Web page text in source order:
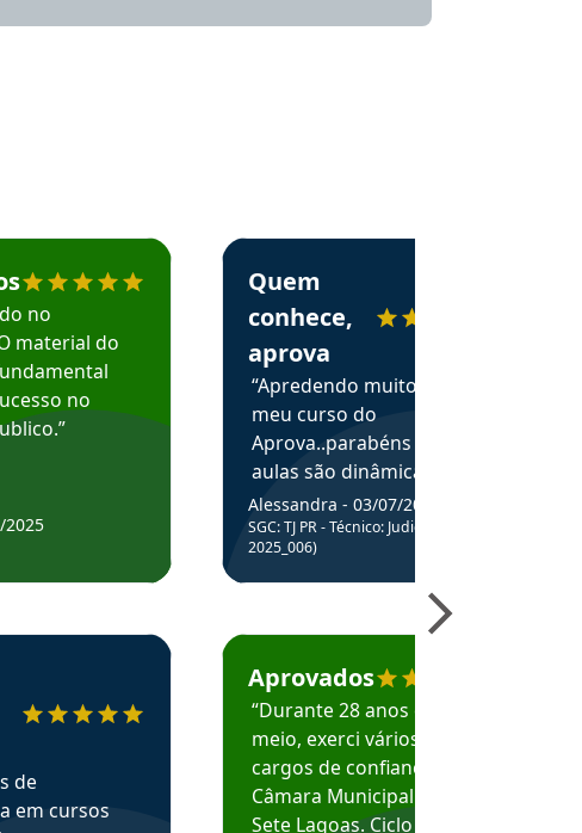
o Aprova Concursos em depoimento
no
material do
no
recomenda o Aprova Concursos em depoimento
de
em cursos
Estudante Alessandra recomenda o Aprova
Quem
conhece,
aprova
“Apredendo muito no
meu curso do
Aprova..parabéns pelas
aulas são dinâmicas e
me ajudam a entender
melhor os assuntos.”
Alessandra - 03/07/2025
SGC: TJ PR - Técnico: Judiciário (Edital
2025_006)
Estudante Caio recomenda o Aprova
Aprovados
“Durante 28 anos e
meio, exerci vários
cargos de confiança na
Câmara Municipal de
Sete Lagoas. Ciclo